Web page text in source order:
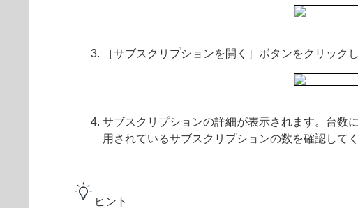
［サブスクリプションを開く］ボタンをクリックし
サブスクリプションの詳細が表示されます。台数
用されているサブスクリプションの数を確認してく
ヒント